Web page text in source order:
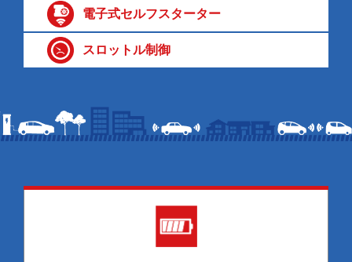
電子式セルフスターター
スロットル制御